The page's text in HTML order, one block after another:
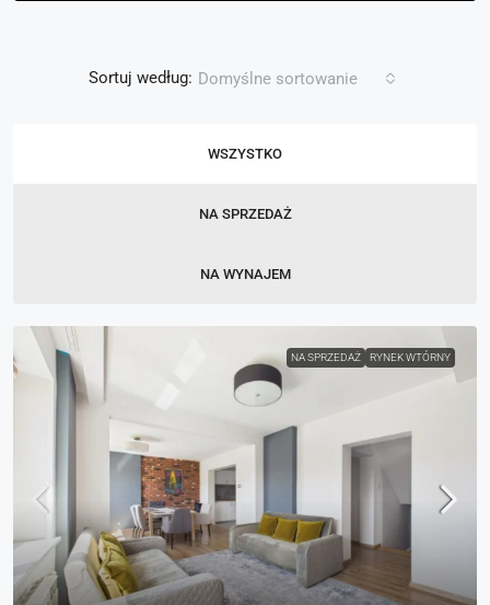
WSZYSTKO
NA SPRZEDAŻ
NA WYNAJEM
Sortuj według: Domyślne sortowanie
NA SPRZEDAŻ RYNEK WTÓRNY